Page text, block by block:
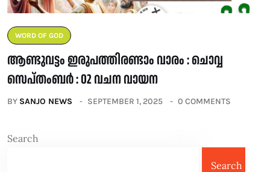
WORD OF GOD
ആണ്ടുവട്ടം ഇരുപത്തിരണ്ടാം വാരം : ചൊവ്വ
സെപ്തംബർ : 02 വചന വായന
BY SANJO NEWS SEPTEMBER 1, 2025 0 COMMENTS
Search
Search